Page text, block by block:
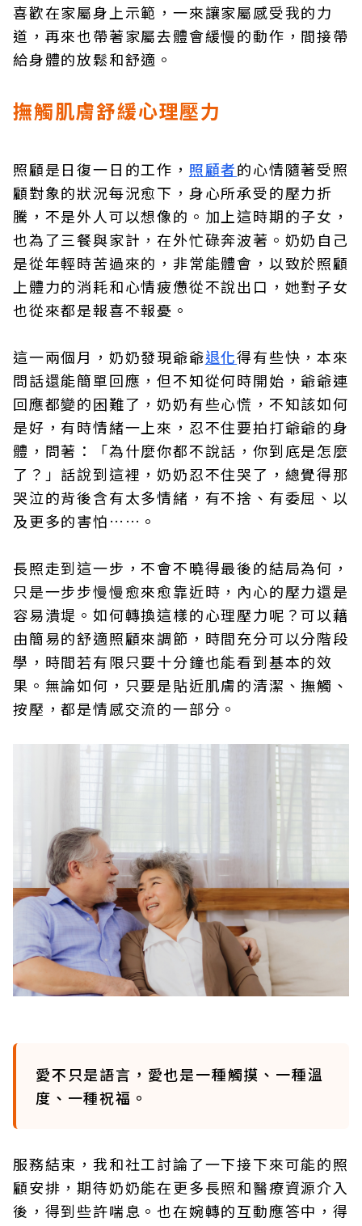
喜歡在家屬身上示範，一來讓家屬感受我的力
道，再來也帶著家屬去體會緩慢的動作，間接帶
給身體的放鬆和舒適。
撫觸肌膚舒緩心理壓力
照顧是日復一日的工作， 照顧者的心情隨著受照
顧對象的狀況每況愈下，身心所承受的壓力折
騰，不是外人可以想像的。加上這時期的子女，
也為了三餐與家計，在外忙碌奔波著。奶奶自己
是從年輕時苦過來的，非常能體會，以致於照顧
上體力的消耗和心情疲憊從不說出口，她對子女
也從來都是報喜不報憂。
這一兩個月，奶奶發現爺爺退化得有些快，本來
問話還能簡單回應，但不知從何時開始，爺爺連
回應都變的困難了，奶奶有些心慌，不知該如何
是好，有時情緒一上來，忍不住要拍打爺爺的身
體，問著：「為什麼你都不說話，你到底是怎麼
了？」話說到這裡，奶奶忍不住哭了，總覺得那
哭泣的背後含有太多情緒，有不捨、有委屈、以
及更多的害怕……。
長照走到這一步，不會不曉得最後的結局為何，
只是一步步慢慢愈來愈靠近時，內心的壓力還是
容易潰堤。如何轉換這樣的心理壓力呢？可以藉
由簡易的舒適照顧來調節，時間充分可以分階段
學，時間若有限只要十分鐘也能看到基本的效
果。無論如何，只要是貼近肌膚的清潔、撫觸、
按壓，都是情感交流的一部分。
愛不只是語言，愛也是一種觸摸、一種溫
度、一種祝福。
服務結束，我和社工討論了一下接下來可能的照
顧安排，期待奶奶能在更多長照和醫療資源介入
後，得到些許喘息。也在婉轉的互動應答中，得